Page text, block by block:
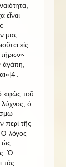
εἶναι
μας
εἰς
ἀγάπη,
«φῶς τοῦ
ὁ
περί τῆς
Ὁ λόγος
ὡς
Ὁ
τάς